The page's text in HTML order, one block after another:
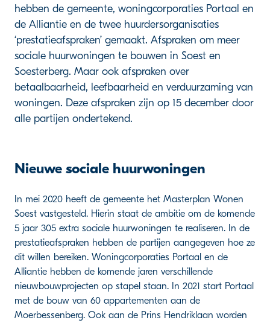
hebben de gemeente, woningcorporaties Portaal en
de Alliantie en de twee huurdersorganisaties
‘prestatieafspraken’ gemaakt. Afspraken om meer
sociale huurwoningen te bouwen in Soest en
Soesterberg. Maar ook afspraken over
betaalbaarheid, leefbaarheid en verduurzaming van
woningen. Deze afspraken zijn op 15 december door
alle partijen ondertekend.
Nieuwe sociale huurwoningen
In mei 2020 heeft de gemeente het Masterplan Wonen
Soest vastgesteld. Hierin staat de ambitie om de komende
5 jaar 305 extra sociale huurwoningen te realiseren. In de
prestatieafspraken hebben de partijen aangegeven hoe ze
dit willen bereiken. Woningcorporaties Portaal en de
Alliantie hebben de komende jaren verschillende
nieuwbouwprojecten op stapel staan. In 2021 start Portaal
met de bouw van 60 appartementen aan de
Moerbessenberg. Ook aan de Prins Hendriklaan worden